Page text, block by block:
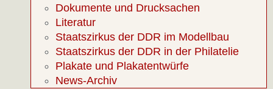
Dokumente und Drucksachen
Literatur
Staatszirkus der DDR im Modellbau
Staatszirkus der DDR in der Philatelie
Plakate und Plakatentwürfe
News-Archiv